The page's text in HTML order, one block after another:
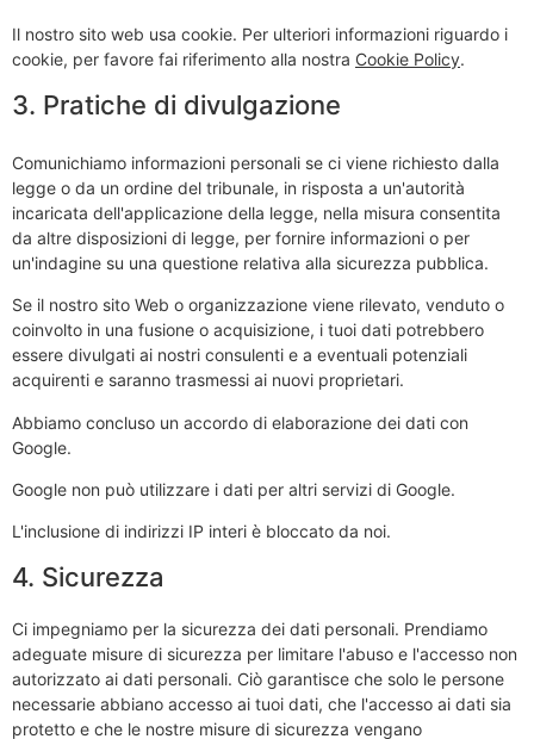
Il nostro sito web usa cookie. Per ulteriori informazioni riguardo i
cookie, per favore fai riferimento alla nostra Cookie Policy.
3. Pratiche di divulgazione
Comunichiamo informazioni personali se ci viene richiesto dalla
legge o da un ordine del tribunale, in risposta a un'autorità
incaricata dell'applicazione della legge, nella misura consentita
da altre disposizioni di legge, per fornire informazioni o per
un'indagine su una questione relativa alla sicurezza pubblica.
Se il nostro sito Web o organizzazione viene rilevato, venduto o
coinvolto in una fusione o acquisizione, i tuoi dati potrebbero
essere divulgati ai nostri consulenti e a eventuali potenziali
acquirenti e saranno trasmessi ai nuovi proprietari.
Abbiamo concluso un accordo di elaborazione dei dati con
Google.
Google non può utilizzare i dati per altri servizi di Google.
L'inclusione di indirizzi IP interi è bloccato da noi.
4. Sicurezza
Ci impegniamo per la sicurezza dei dati personali. Prendiamo
adeguate misure di sicurezza per limitare l'abuso e l'accesso non
autorizzato ai dati personali. Ciò garantisce che solo le persone
necessarie abbiano accesso ai tuoi dati, che l'accesso ai dati sia
protetto e che le nostre misure di sicurezza vengano